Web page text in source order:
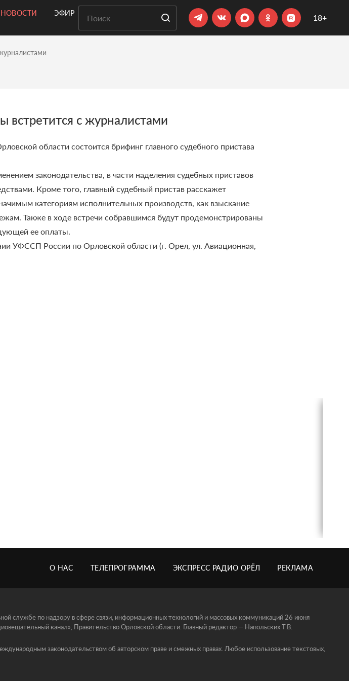
НОВОСТИ ЭФИР 18+
с журналистами
области состоится брифинг главного судебного пристава
законодательства, в части наделения судебных приставов
Кроме того, главный судебный пристав расскажет
категориям исполнительных производств, как взыскание
Также в ходе встречи собравшимся будут продемонстрированы
ее оплаты.
УФССП России по Орловской области (г. Орел, ул. Авиационная,
О НАС ТЕЛЕПРОГРАММА ЭКСПРЕСС РАДИО ОРЁЛ РЕКЛАМА
службе по надзору в сфере связи, информационных технологий и массовых коммуникаций 26 июня
канал», Правительство Орловской области. Главный редактор — Напольских Т.В.
законодательством об авторском праве и смежных правах. Любое использование текстовых,